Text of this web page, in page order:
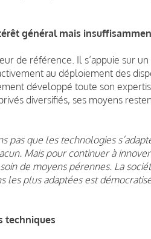
général mais
de référence. Il s’appuie sur
au déploiement des
développé toute son
diversifiés, ses moyens
pas que les technologies
Mais pour continuer à
de moyens pérennes. La
les plus adaptées est
techniques